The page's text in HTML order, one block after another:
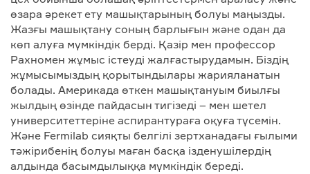
өзара әрекет ету машықтарының болуы маңызды.
Жазғы машықтану соның барлығын және одан да
көп алуға мүмкіндік берді. Қазір мен профессор
Рахномен жұмыс істеуді жалғастырудамын. Біздің
жұмысымыздың қорытындылары жарияланатын
болады. Америкада өткен машықтануым биылғы
жылдың өзінде пайдасын тигізеді – мен шетел
университеттеріне аспирантураға оқуға түсемін.
Және Fermilab сияқты белгілі зертханадағы ғылыми
тәжірибенің болуы маған басқа ізденушілердің
алдында басымдылыққа мүмкіндік береді.